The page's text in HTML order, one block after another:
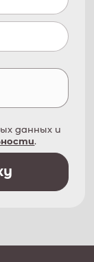
данных и
.